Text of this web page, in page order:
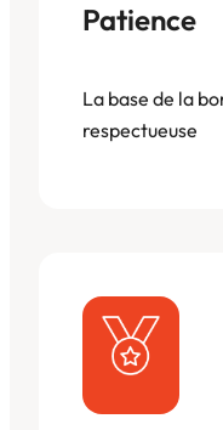
Patience
La base de la
respectueuse